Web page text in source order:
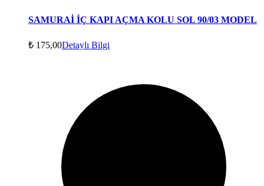
SAMURAİ İÇ KAPI AÇMA KOLU SOL 90/03 MODEL
₺ 175,00Detaylı Bilgi